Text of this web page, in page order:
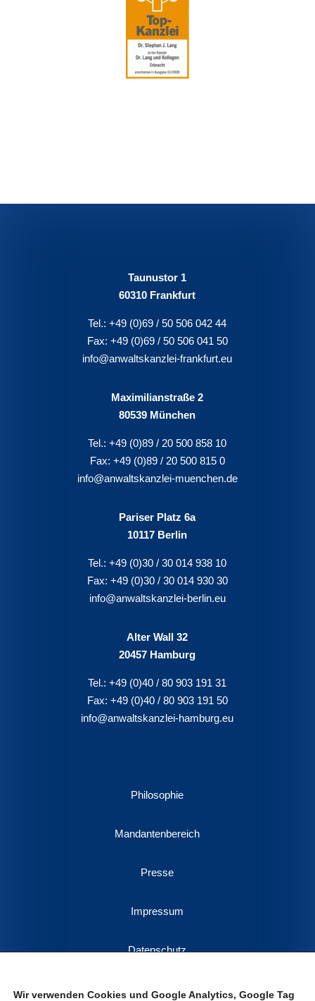
Taunustor 1
60310 Frankfurt
Tel.:+49 (0)69 / 50 506 042 44
Fax: +49 (0)69 / 50 506 041 50
info@anwaltskanzlei-frankfurt.eu
Maximilianstraße 2
80539 München
Tel.:+49 (0)89 / 20 500 858 10
Fax: +49 (0)89 / 20 500 815 0
info@anwaltskanzlei-muenchen.de
Pariser Platz 6a
10117 Berlin
Tel.:+49 (0)30 / 30 014 938 10
Fax: +49 (0)30 / 30 014 930 30
info@anwaltskanzlei-berlin.eu
Alter Wall 32
20457 Hamburg
Tel.:+49 (0)40 / 80 903 191 31
Fax: +49 (0)40 / 80 903 191 50
info@anwaltskanzlei-hamburg.eu
Philosophie
Mandantenbereich
Presse
Impressum
Datenschutz
Kontakt
Wir verwenden Cookies und Google Analytics, Google Tag